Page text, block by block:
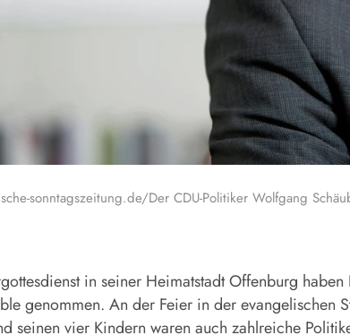
sonntagszeitung.de/Der CDU-Politiker Wolfgang
in seiner Heimatstadt Offenburg
genommen. An der Feier in der
seinen vier Kindern waren auch zahlreiche